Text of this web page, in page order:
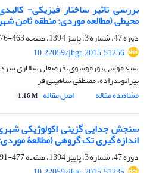
بررسی تاثیر ساختار فیزیکی-
محیطی (مطالعه موردی: منطقه ثامن
دوره 47، شماره 3، پاییز 1394، صفحه
463-476
10.22059/jhgr.2015.51256
سیدموسی پورموسوی، فرضعلی سالاری
بیرانوندزاده، مصطفی شاهینی فر
مشاهده مقاله
اصل مقاله 1.16 M
سنجش جدایی گزینی اکولوژیکی
اندازه گیری تک گروهی (مطالعۀ
دوره 47، شماره 3، پاییز 1394، صفحه
477-491